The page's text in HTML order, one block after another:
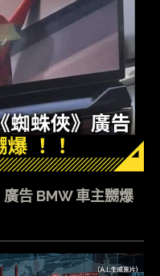
告 BMW 車主嬲爆